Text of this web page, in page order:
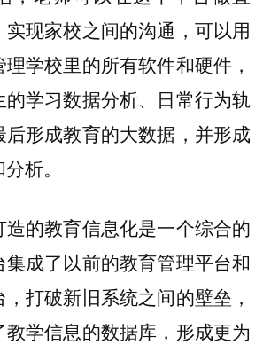
现家校之间的沟通，可以用
学校里的所有软件和硬件，
学习数据分析、日常行为轨
形成教育的大数据，并形成
析。
造的教育信息化是一个综合的
成了以前的教育管理平台和
打破新旧系统之间的壁垒，
学信息的数据库，形成更为